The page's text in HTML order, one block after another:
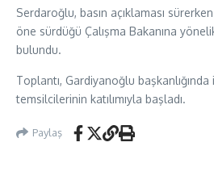
Serdaroğlu, basın açıklaması sürerken
öne sürdüğü Çalışma Bakanına
bulundu.
Toplantı, Gardiyanoğlu
temsilcilerinin katılımıyla başladı.
Paylaş